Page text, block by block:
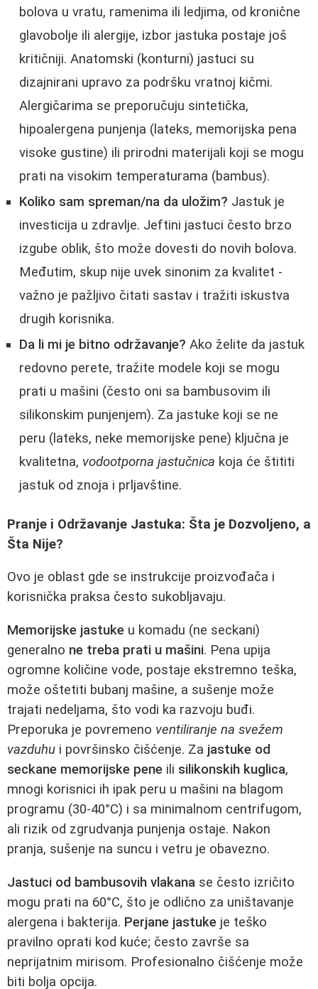
bolova u vratu, ramenima ili ledjima, od kronične
glavobolje ili alergije, izbor jastuka postaje još
kritičniji. Anatomski (konturni) jastuci su
dizajnirani upravo za podršku vratnoj kičmi.
Alergičarima se preporučuju sintetička,
hipoalergena punjenja (lateks, memorijska pena
visoke gustine) ili prirodni materijali koji se mogu
prati na visokim temperaturama (bambus).
Koliko sam spreman/na da uložim? Jastuk je
investicija u zdravlje. Jeftini jastuci često brzo
izgube oblik, što može dovesti do novih bolova.
Međutim, skup nije uvek sinonim za kvalitet -
važno je pažljivo čitati sastav i tražiti iskustva
drugih korisnika.
Da li mi je bitno održavanje? Ako želite da jastuk
redovno perete, tražite modele koji se mogu
prati u mašini (često oni sa bambusovim ili
silikonskim punjenjem). Za jastuke koji se ne
peru (lateks, neke memorijske pene) ključna je
kvalitetna, vodootporna jastučnica koja će štititi
jastuk od znoja i prljavštine.
Pranje i Održavanje Jastuka: Šta je Dozvoljeno, a
Šta Nije?
Ovo je oblast gde se instrukcije proizvođača i
korisnička praksa često sukobljavaju.
Memorijske jastuke u komadu (ne seckani)
generalno ne treba prati u mašini. Pena upija
ogromne količine vode, postaje ekstremno teška,
može oštetiti bubanj mašine, a sušenje može
trajati nedeljama, što vodi ka razvoju buđi.
Preporuka je povremeno ventiliranje na svežem
vazduhu i površinsko čišćenje. Za jastuke od
seckane memorijske pene ili silikonskih kuglica,
mnogi korisnici ih ipak peru u mašini na blagom
programu (30-40°C) i sa minimalnom centrifugom,
ali rizik od zgrudvanja punjenja ostaje. Nakon
pranja, sušenje na suncu i vetru je obavezno.
Jastuci od bambusovih vlakana se često izričito
mogu prati na 60°C, što je odlično za uništavanje
alergena i bakterija. Perjane jastuke je teško
pravilno oprati kod kuće; često završe sa
neprijatnim mirisom. Profesionalno čišćenje može
biti bolja opcija.